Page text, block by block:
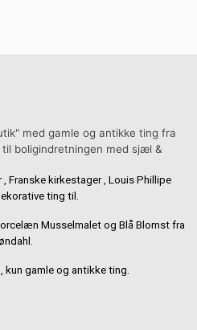
med gamle og antikke ting fra
boligindretningen med sjæl &
Franske kirkestager , Louis Phillipe
ting til.
Musselmalet og Blå Blomst fra
, kun gamle og antikke ting.